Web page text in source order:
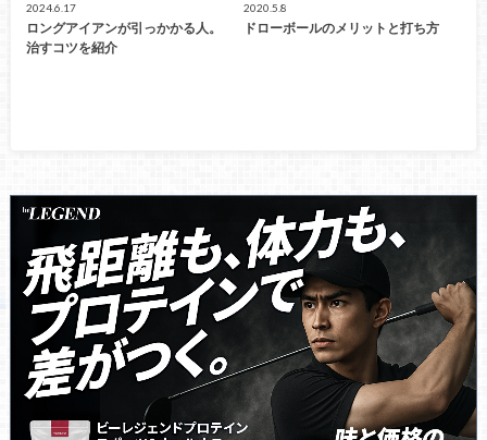
2024.6.17
ロングアイアンが引っかかる人。
治すコツを紹介
2020.5.8
ドローボールのメリットと打ち方